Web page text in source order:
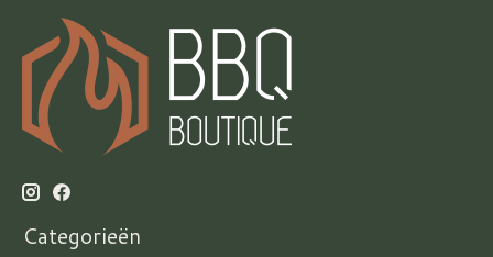
Categorieën